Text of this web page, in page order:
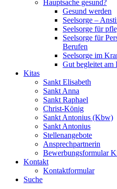
Hauptsache gesund?
Gesund werden
Seelsorge –
Seelsorge für
Seelsorge für
Berufen
Seelsorge im
Gut begleitet am
Kitas
Sankt Elisabeth
Sankt Anna
Sankt Raphael
Christ-König
Sankt Antonius (Kbw)
Sankt Antonius
Stellenangebote
Ansprechpartnerin
Bewerbungsformular
Kontakt
Kontaktformular
Suche